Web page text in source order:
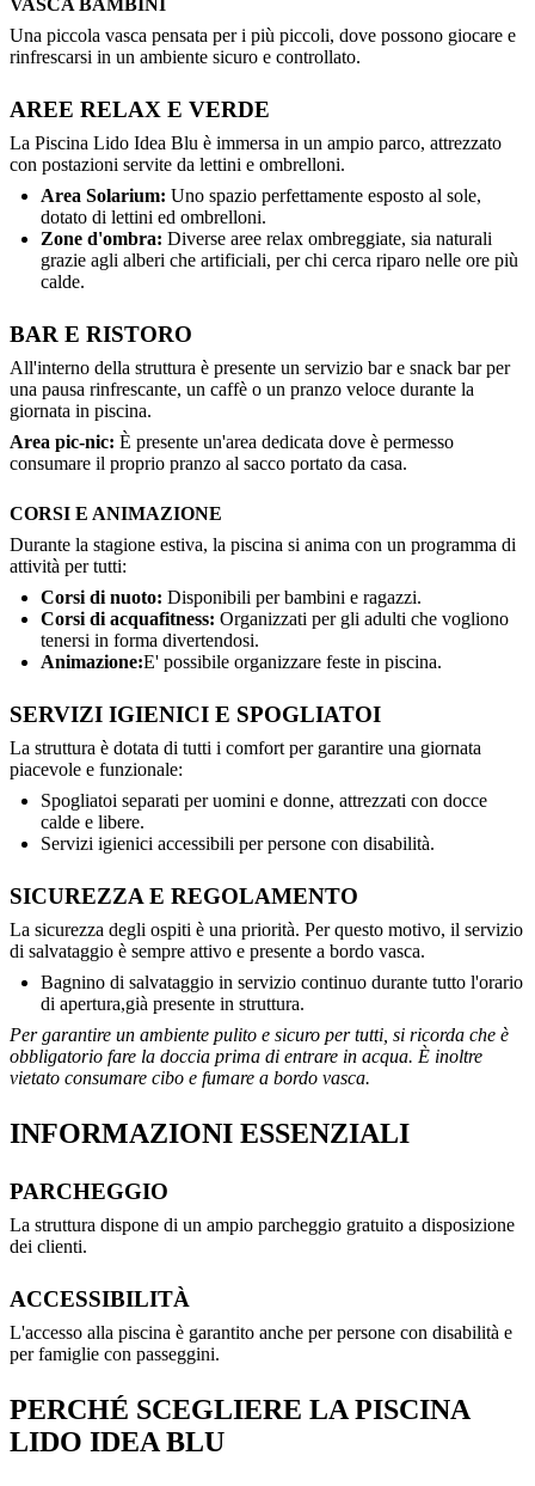
VASCA BAMBINI
Una piccola vasca pensata per i più piccoli, dove possono giocare e
rinfrescarsi in un ambiente sicuro e controllato.
AREE RELAX E VERDE
La Piscina Lido Idea Blu è immersa in un ampio parco, attrezzato
con postazioni servite da lettini e ombrelloni.
Area Solarium: Uno spazio perfettamente esposto al sole,
dotato di lettini ed ombrelloni.
Zone d'ombra: Diverse aree relax ombreggiate, sia naturali
grazie agli alberi che artificiali, per chi cerca riparo nelle ore più
calde.
BAR E RISTORO
All'interno della struttura è presente un servizio bar e snack bar per
una pausa rinfrescante, un caffè o un pranzo veloce durante la
giornata in piscina.
Area pic-nic: È presente un'area dedicata dove è permesso
consumare il proprio pranzo al sacco portato da casa.
CORSI E ANIMAZIONE
Durante la stagione estiva, la piscina si anima con un programma di
attività per tutti:
Corsi di nuoto: Disponibili per bambini e ragazzi.
Corsi di acquafitness: Organizzati per gli adulti che vogliono
tenersi in forma divertendosi.
Animazione:E' possibile organizzare feste in piscina.
SERVIZI IGIENICI E SPOGLIATOI
La struttura è dotata di tutti i comfort per garantire una giornata
piacevole e funzionale:
Spogliatoi separati per uomini e donne, attrezzati con docce
calde e libere.
Servizi igienici accessibili per persone con disabilità.
SICUREZZA E REGOLAMENTO
La sicurezza degli ospiti è una priorità. Per questo motivo, il servizio
di salvataggio è sempre attivo e presente a bordo vasca.
Bagnino di salvataggio in servizio continuo durante tutto l'orario
di apertura,già presente in struttura.
Per garantire un ambiente pulito e sicuro per tutti, si ricorda che è
obbligatorio fare la doccia prima di entrare in acqua. È inoltre
vietato consumare cibo e fumare a bordo vasca.
INFORMAZIONI ESSENZIALI
PARCHEGGIO
La struttura dispone di un ampio parcheggio gratuito a disposizione
dei clienti.
ACCESSIBILITÀ
L'accesso alla piscina è garantito anche per persone con disabilità e
per famiglie con passeggini.
PERCHÉ SCEGLIERE LA PISCINA
LIDO IDEA BLU